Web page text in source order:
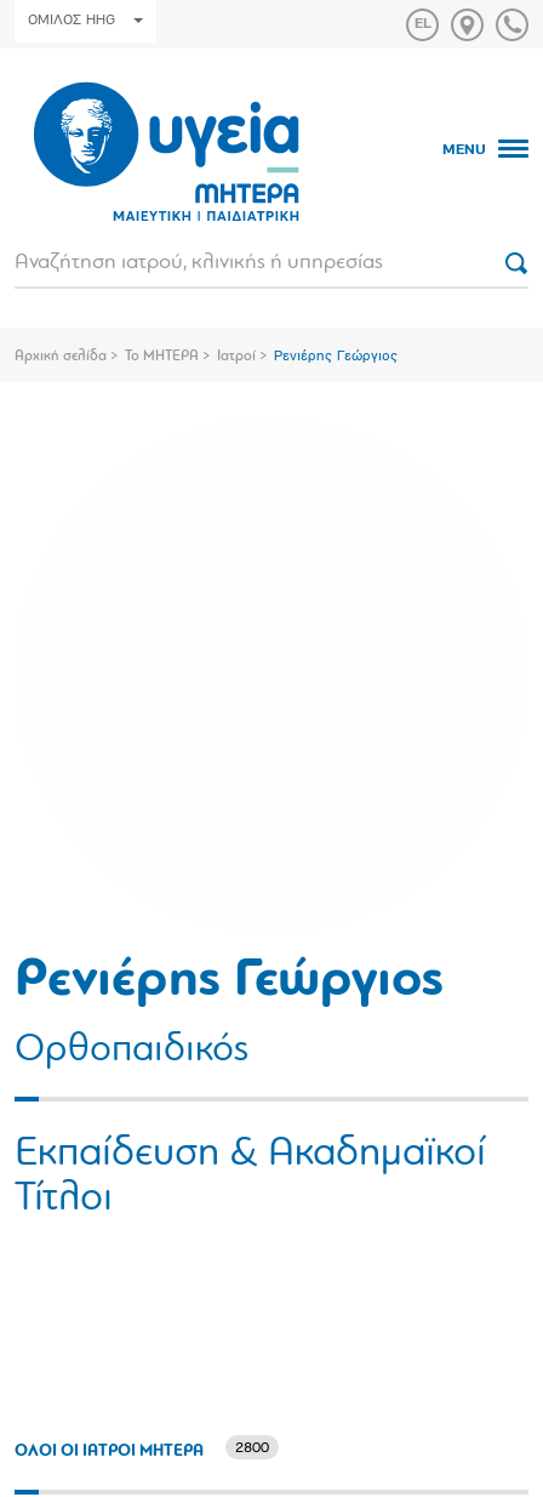
ΟΜΙΛΟΣ HHG
MENU
Αρχική σελίδα Το ΜΗΤΕΡΑ Ιατροί Ρενιέρης Γεώργιος
Ρενιέρης Γεώργιος
Ορθοπαιδικός
Εκπαίδευση & Ακαδημαϊκοί
Τίτλοι
ΟΛΟΙ ΟΙ ΙΑΤΡΟΙ ΜΗΤΕΡΑ 2800